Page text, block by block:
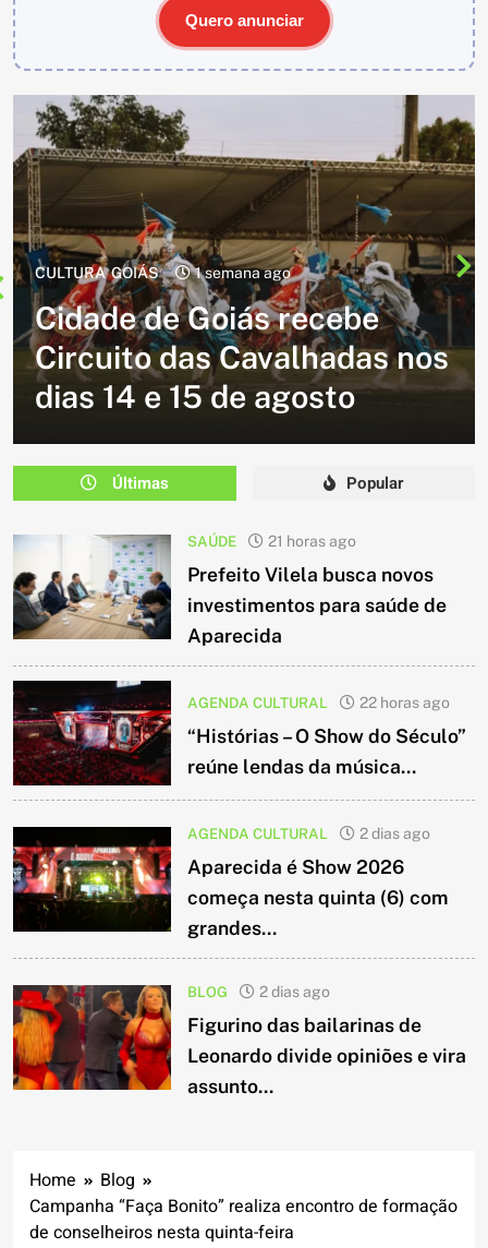
Quero anunciar
CULTURA 2 semanas ago
Cavalgada do Batom está de
volta e promete reunir
milhares de participantes
em Caldazinha
Últimas Popular
SAÚDE 21 horas ago
Prefeito Vilela busca novos
investimentos para saúde de
Aparecida
AGENDA CULTURAL 22 horas ago
“Histórias – O Show do Século”
reúne lendas da música...
AGENDA CULTURAL 2 dias ago
Aparecida é Show 2026
começa nesta quinta (6) com
grandes...
BLOG 2 dias ago
Figurino das bailarinas de
Leonardo divide opiniões e vira
assunto...
Home
Blog
Campanha “Faça Bonito” realiza encontro de formação
de conselheiros nesta quinta-feira